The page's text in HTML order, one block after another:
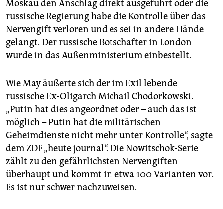
Moskau den Anschlag direkt ausgeführt oder die
russische Regierung habe die Kontrolle über das
Nervengift verloren und es sei in andere Hände
gelangt. Der russische Botschafter in London
wurde in das Außenministerium einbestellt.
Wie May äußerte sich der im Exil lebende
russische Ex-Oligarch Michail Chodorkowski.
„Putin hat dies angeordnet oder – auch das ist
möglich – Putin hat die militärischen
Geheimdienste nicht mehr unter Kontrolle“, sagte
dem ZDF „heute journal“. Die Nowitschok-Serie
zählt zu den gefährlichsten Nervengiften
überhaupt und kommt in etwa 100 Varianten vor.
Es ist nur schwer nachzuweisen.